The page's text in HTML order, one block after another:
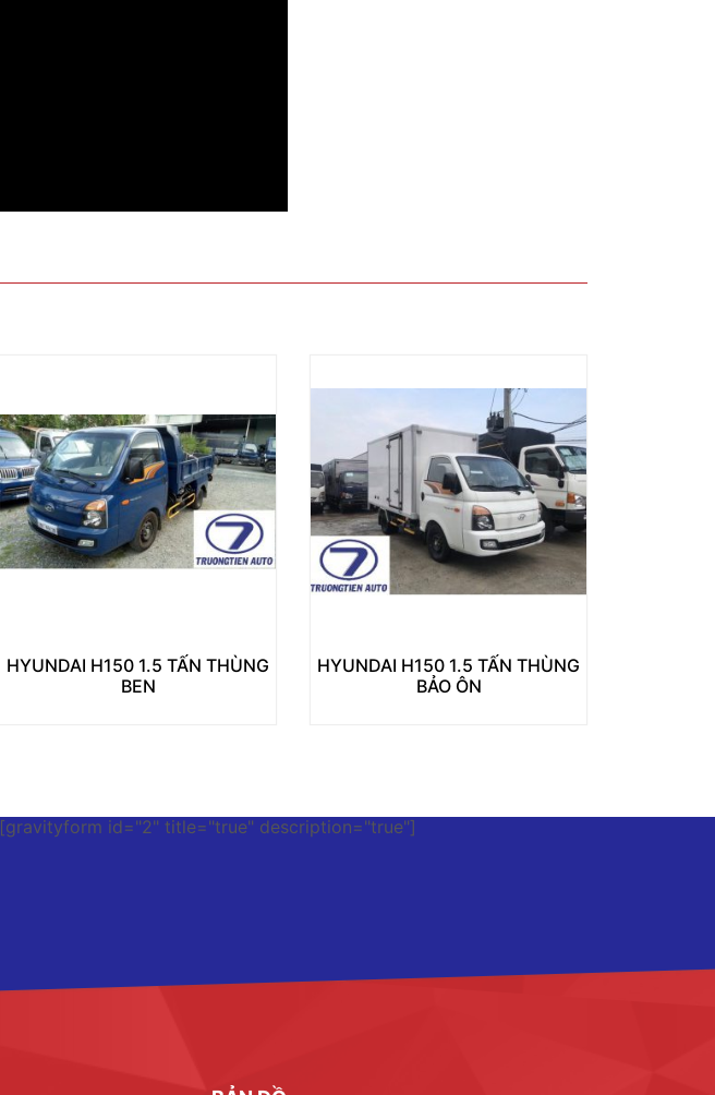
HYUNDAI H150 1.5 TẤN THÙNG
BEN
HYUNDAI H150 1.5 TẤN THÙNG
BẢO ÔN
[gravityform id="2" title="true" description="true"]